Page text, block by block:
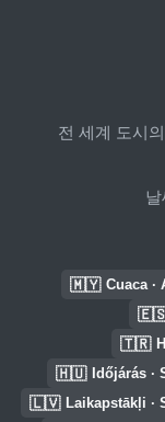
전 세계 도시
🇲🇾 Cuaca ·
🇹🇷
🇭🇺 Időjárás ·
🇱🇻 Laikapstākļi ·